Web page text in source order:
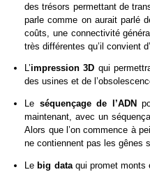
des trésors permettant de
parle comme on aurait parlé
coûts, une connectivité
très différentes qu’il convient
L’impression 3D qui
des usines et de
Le séquençage de l’ADN
maintenant, avec un
Alors que l’on commence à
ne contiennent pas les gênes
Le big data qui promet monts